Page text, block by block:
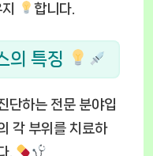
합니다.
의 특징
단하는 전문 분야입
각 부위를 치료하
.